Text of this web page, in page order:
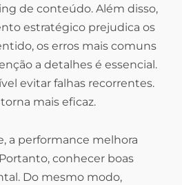
de conteúdo. Além disso,
estratégico prejudica os
os erros mais comuns
a detalhes é essencial.
evitar falhas recorrentes.
mais eficaz.
a performance melhora
conhecer boas
Do mesmo modo,